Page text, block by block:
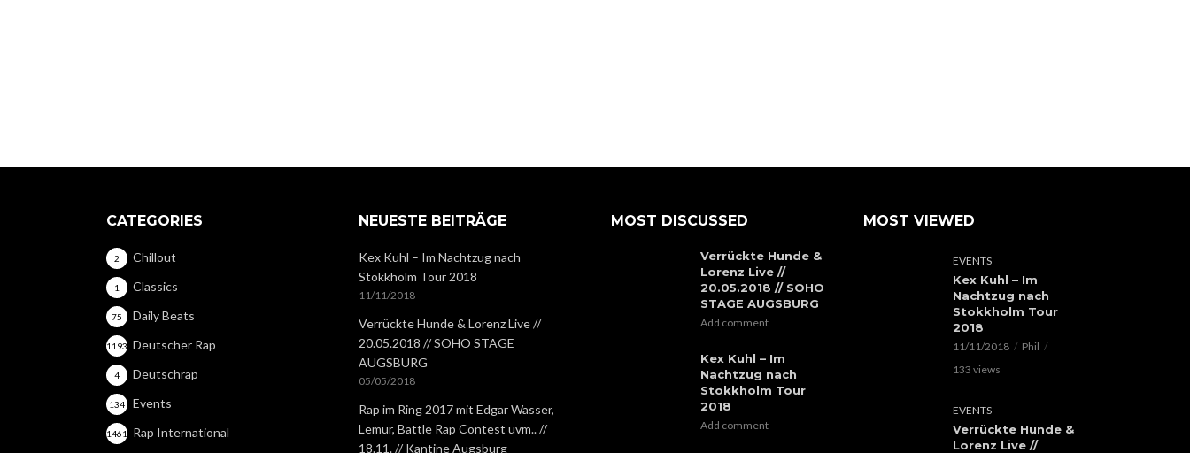
CATEGORIES
Chillout
2
Classics
1
Daily Beats
75
Deutscher Rap
1193
Deutschrap
4
Events
134
Rap International
1461
NEUESTE BEITRÄGE
Kex Kuhl – Im Nachtzug nach
Stokkholm Tour 2018
11/11/2018
Verrückte Hunde & Lorenz Live //
20.05.2018 // SOHO STAGE
AUGSBURG
05/05/2018
Rap im Ring 2017 mit Edgar Wasser,
Lemur, Battle Rap Contest uvm.. //
18.11. // Kantine Augsburg
MOST DISCUSSED
Verrückte Hunde &
Lorenz Live //
20.05.2018 // SOHO
STAGE AUGSBURG
Add comment
Kex Kuhl – Im
Nachtzug nach
Stokkholm Tour
2018
Add comment
MOST VIEWED
EVENTS
Kex Kuhl – Im
Nachtzug nach
Stokkholm Tour
2018
11/11/2018
Phil
133 views
EVENTS
Verrückte Hunde &
Lorenz Live //